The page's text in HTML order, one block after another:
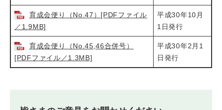
育成会便り（No.47）[PDFファイル
／1.9MB]
平成30年10月
1日発行
育成会便り（No.45,46合併号）
[PDFファイル／1.3MB]
平成30年2月1
日発行